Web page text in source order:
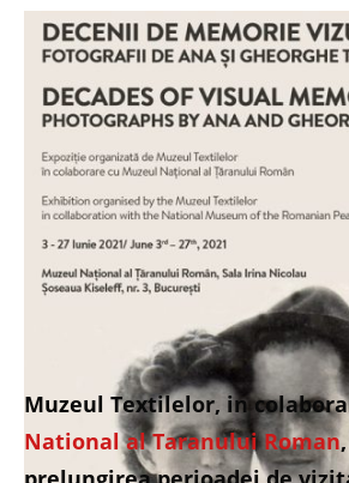
Muzeul Textilelor, in
National al Taranului Roman